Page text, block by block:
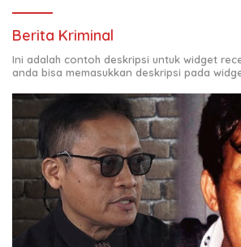
Berita Kriminal
Ini adalah contoh deskripsi untuk widget
anda bisa memasukkan deskripsi pada